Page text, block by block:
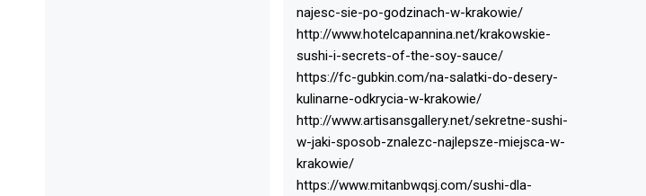
najesc-sie-po-godzinach-w-krakowie/
http://www.hotelcapannina.net/krakowskie-
sushi-i-secrets-of-the-soy-sauce/
https://fc-gubkin.com/na-salatki-do-desery-
kulinarne-odkrycia-w-krakowie/
http://www.artisansgallery.net/sekretne-sushi-
w-jaki-sposob-znalezc-najlepsze-miejsca-w-
krakowie/
https://www.mitanbwqsj.com/sushi-dla-